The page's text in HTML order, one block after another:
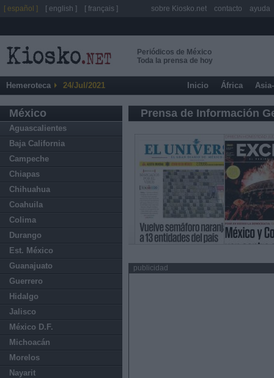
Periódicos de México
Toda la prensa de hoy
Hemeroteca 24/Jul/2021 Inicio África
México
Aguascalientes
Baja California
Campeche
Chiapas
Chihuahua
Coahuila
Colima
Durango
Est. México
Guanajuato
Guerrero
Hidalgo
Jalisco
México D.F.
Michoacán
Morelos
Nayarit
Prensa de Información
publicidad
[ español ] [ english ] [ français ] sobre Kiosko.net contacto ayuda